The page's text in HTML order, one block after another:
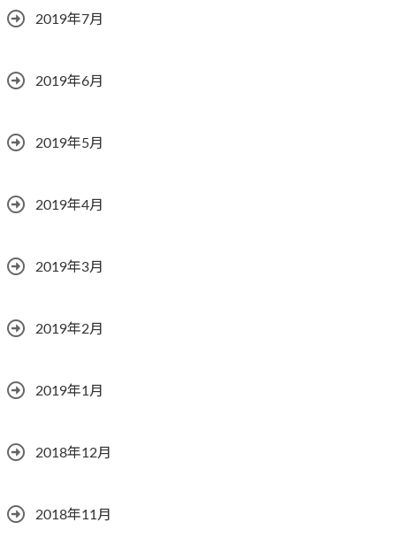
2019年7月
2019年6月
2019年5月
2019年4月
2019年3月
2019年2月
2019年1月
2018年12月
2018年11月